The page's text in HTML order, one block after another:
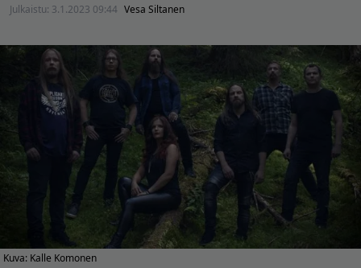
Julkaistu: 3.1.2023 09:44 Vesa Siltanen
Kuva: Kalle Komonen